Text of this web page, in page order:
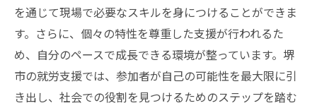
を通じて現場で必要なスキルを身につけることができま
す。さらに、個々の特性を尊重した支援が行われるた
め、自分のペースで成長できる環境が整っています。堺
市の就労支援では、参加者が自己の可能性を最大限に引
き出し、社会での役割を見つけるためのステップを踏む